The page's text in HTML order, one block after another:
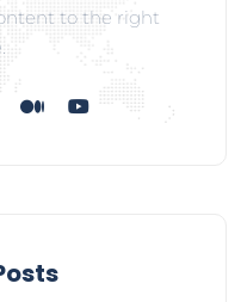
to the right